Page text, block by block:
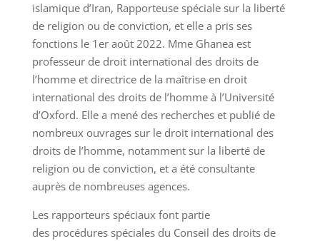
islamique d’Iran, Rapporteuse spéciale sur la liberté
de religion ou de conviction, et elle a pris ses
fonctions le 1er août 2022. Mme Ghanea est
professeur de droit international des droits de
l’homme et directrice de la maîtrise en droit
international des droits de l’homme à l’Université
d’Oxford. Elle a mené des recherches et publié de
nombreux ouvrages sur le droit international des
droits de l’homme, notamment sur la liberté de
religion ou de conviction, et a été consultante
auprès de nombreuses agences.
Les rapporteurs spéciaux font partie
des procédures spéciales du Conseil des droits de